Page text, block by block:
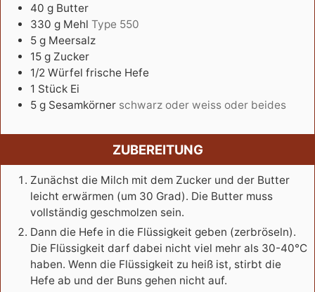
40 g Butter
330 g Mehl Type 550
5 g Meersalz
15 g Zucker
1/2 Würfel frische Hefe
1 Stück Ei
5 g Sesamkörner schwarz oder weiss oder beides
ZUBEREITUNG
Zunächst die Milch mit dem Zucker und der Butter
leicht erwärmen (um 30 Grad). Die Butter muss
vollständig geschmolzen sein.
Dann die Hefe in die Flüssigkeit geben (zerbröseln).
Die Flüssigkeit darf dabei nicht viel mehr als 30-40°C
haben. Wenn die Flüssigkeit zu heiß ist, stirbt die
Hefe ab und der Buns gehen nicht auf.